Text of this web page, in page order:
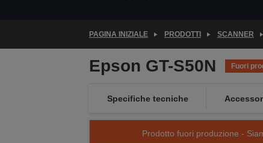
PAGINA INIZIALE PRODOTTI SCANNER
Epson GT-S50N Fuori
Specifiche tecniche
Prodotto fuori produzione -